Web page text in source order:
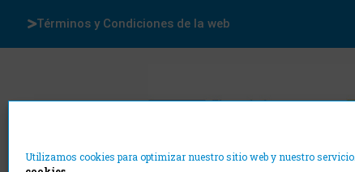
Utilizamos cookies para optimizar nuestro sitio web y nuestro servicio.
Términos y Condiciones de la web